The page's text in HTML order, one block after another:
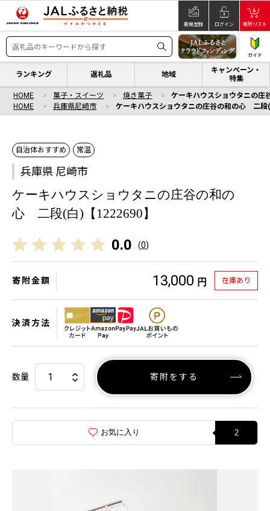
新規登録 ログイン 寄附リスト
ガイド
ランキング 返礼品 地域
キャンペーン・
特集
HOME 菓子・スイーツ 焼き菓子
ケーキハウスショウタニの
HOME
兵庫県尼崎市 ケーキハウスショウタニの庄谷の和の心 二
自治体おすすめ 常温
兵庫県 尼崎市
ケーキハウスショウタニの庄谷の和の
心 二段(白)【1222690】
0.0 (0)
寄附金額 13,000 円 在庫あり
決済方法
数量 寄附をする
お気に入り 2